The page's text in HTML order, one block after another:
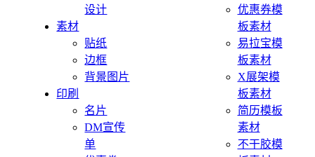
设计
素材
贴纸
边框
背景图片
印刷
名片
DM宣传
单
优惠券模
板素材
易拉宝模
板素材
X展架模
板素材
简历模板
素材
不干胶模